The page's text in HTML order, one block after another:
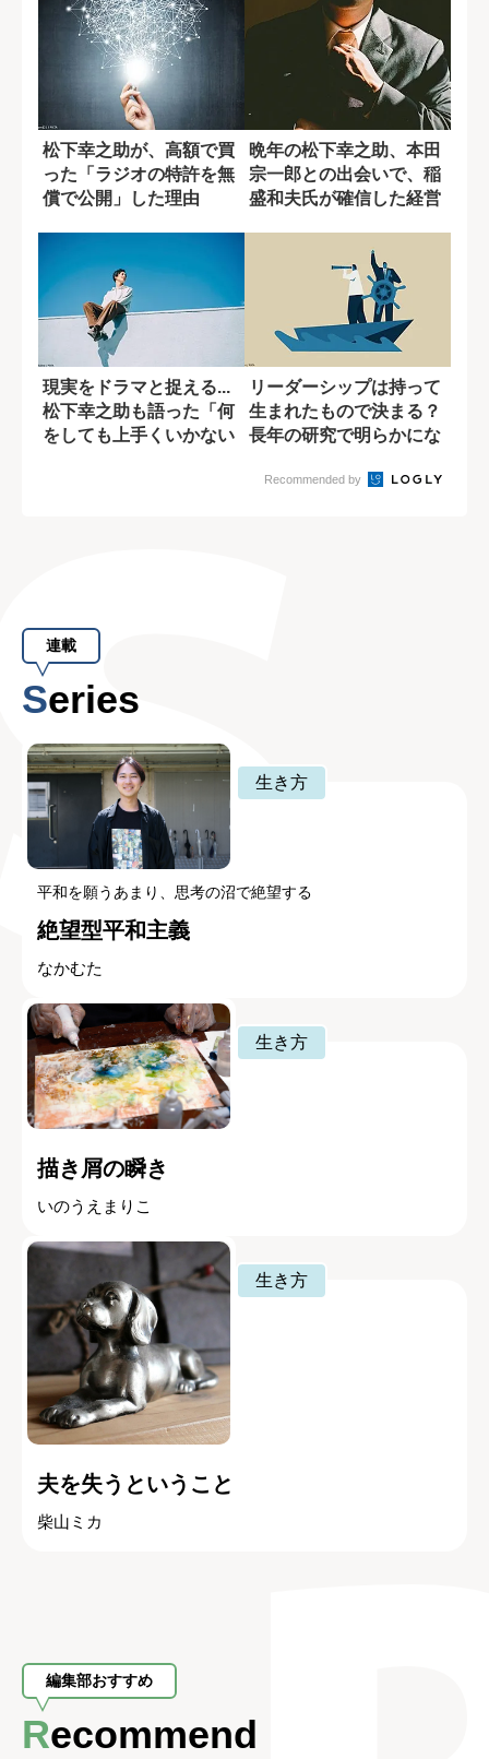
松下幸之助が、高額で買
った「ラジオの特許を無
償で公開」した理由
晩年の松下幸之助、本田
宗一郎との出会いで、稲
盛和夫氏が確信した経営
現実をドラマと捉える...
松下幸之助も語った「何
をしても上手くいかない
リーダーシップは持って
生まれたもので決まる？
長年の研究で明らかにな
Recommended by
連載
Series
生き方
平和を願うあまり、思考の沼で絶望する
絶望型平和主義
なかむた
生き方
描き屑の瞬き
いのうえまりこ
生き方
夫を失うということ
柴山ミカ
編集部おすすめ
Recommend